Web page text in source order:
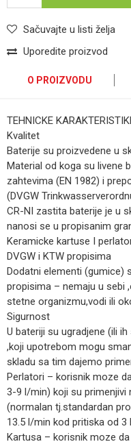
Sačuvajte u listi želja
Uporedite proizvod
O PROIZVODU
TEHNICKE
Kvalitet
Baterije su proizvedene u
Material od koga su livene
zahtevima (EN 1982) i
(DVGW
CR-NI zastita baterije je u
nanosi se u propisanim
Keramicke kartuse I
DVGW i KTW propisima
Dodatni elementi (gumice)
propisima – nemaju u sebi
stetne organizmu,vodi ili
Sigurnost
U bateriji su ugradjene (ili
,koji upotrebom mogu
skladu sa tim dajemo
Perlatori – korisnik moze
3-9 l/min) koji su primenjivi
(normalan tj.standardan
13.5 l/min kod pritiska od 3
Kartusa – korisnik moze